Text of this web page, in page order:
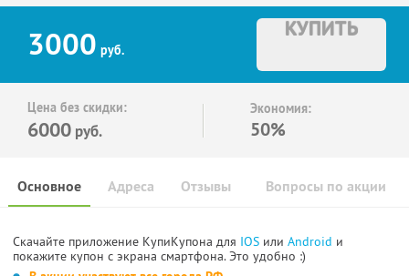
3000 руб.
КУПИТЬ
Цена без скидки:
6000 руб.
Экономия:
50%
Основное Отзывы Вопросы по акции
Адреса
Скачайте приложение КупиКупона для IOS или Android и
покажите купон с экрана смартфона. Это удобно :)